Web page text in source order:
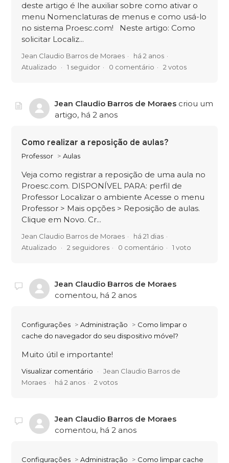
deste artigo é lhe auxiliar sobre como ativar o
menu Nomenclaturas de menus e como usá-lo
no sistema Proesc.com! Neste artigo: Como
solicitar Localiz...
Jean Claudio Barros de Moraes
há 2 anos
Atualizado
1 seguidor 0 comentário 2 votos
Jean Claudio Barros de Moraes criou um
artigo, há 2 anos
Como realizar a reposição de aulas?
Professor Aulas
Veja como registrar a reposição de uma aula no
Proesc.com. DISPONÍVEL PARA: perfil de
Professor Localizar o ambiente Acesse o menu
Professor > Mais opções > Reposição de aulas.
Clique em Novo. Cr...
Jean Claudio Barros de Moraes
há 21 dias
Atualizado
2 seguidores 0 comentário 1 voto
Jean Claudio Barros de Moraes
comentou, há 2 anos
Configurações Administração
Como limpar o
cache do navegador do seu dispositivo móvel?
Muito útil e importante!
Visualizar comentário
Jean Claudio Barros de
Moraes
há 2 anos 2 votos
Jean Claudio Barros de Moraes
comentou, há 2 anos
Configurações Administração Como limpar cache